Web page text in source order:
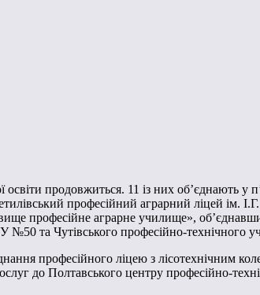
освіти продовжиться. 11 із них об’єднають
професійний аграрний ліцей ім.
вище професійне аграрне училище»,
та Чутівського професійно-технічного
професійного ліцею з лісотехнічним
до Полтавського центру професійно-